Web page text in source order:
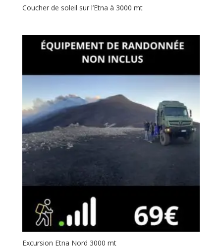
Coucher de soleil sur l’Etna à 3000 mt
Excursion Etna Nord 3000 mt